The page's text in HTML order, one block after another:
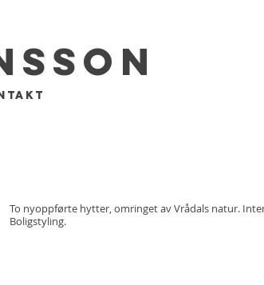
To nyoppførte hytter, omringet av Vrådals natur.
Boligstyling.